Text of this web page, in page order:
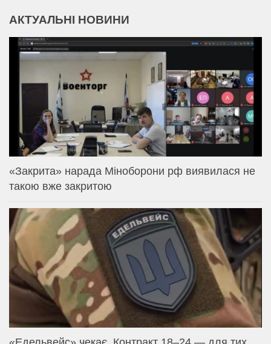
АКТУАЛЬНІ НОВИНИ
«Закрита» нарада Міноборони рф виявилася не
такою вже закритою